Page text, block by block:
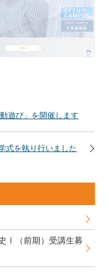
遊び」を開催します
式を執り行いました
Ⅰ（前期）受講生募